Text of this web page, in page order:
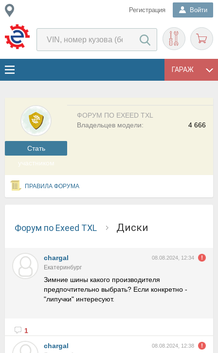
Регистрация Войти
ГАРАЖ
Cтать
участником
ФОРУМ ПО EXEED TXL
4 666
Владельцев модели:
ПРАВИЛА ФОРУМА
Форум по Exeed TXL Диски
chargal 08.08.2024, 12:34
Екатеринбург
Зимние шины какого производителя
предпочтительно выбрать? Если конкретно -
"липучки" интересуют.
1
chargal
08.08.2024, 12:38